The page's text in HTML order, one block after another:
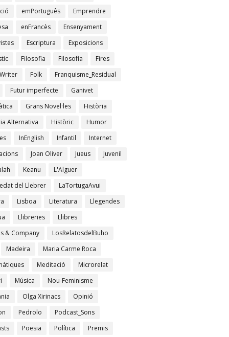
emPortuguês
Emprendre
enFrancès
Ensenyament
Escriptura
Exposicions
Filosofia Filosofía
Fires
Folk
Franquisme_Residual
Futur imperfecte
Ganivet
Grans Novel·les
Història
Alternativa
Històric
Humor
InEnglish Infantil
Internet
Joan Oliver Jueus
Juvenil
Keanu
L'Alguer
del Llebrer
LaTortugaAvui
Lisboa Literatura
Llegendes
Llibreries
Llibres
& Company
LosRelatosdelBuho
Madeira
Maria Carme Roca
Meditació
Microrelat
Música
Nou-Feminisme
Olga Xirinacs
Opinió
Pedrolo
Podcast_Sons
Poesia Política
Premis